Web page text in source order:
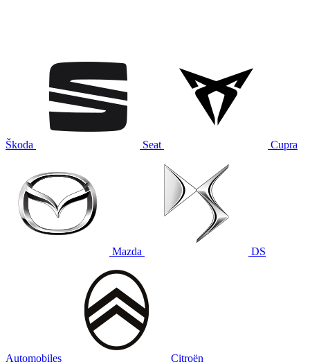
Škoda Seat Cupra
Mazda DS
Automobiles Citroën